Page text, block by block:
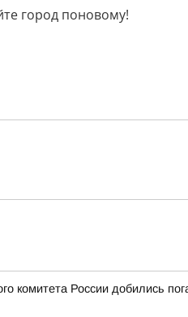
город поновому!
комитета России добились